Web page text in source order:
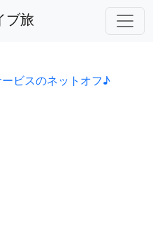
ブ旅
用しています。
ビスのネットオフ♪